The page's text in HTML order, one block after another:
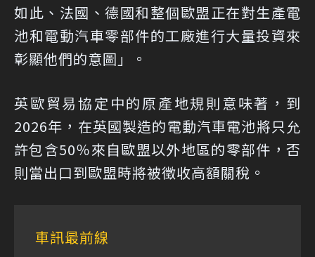
如此、法國、德國和整個歐盟正在對生產電
池和電動汽車零部件的工廠進行大量投資來
彰顯他們的意圖」。
英歐貿易協定中的原產地規則意味著，到
2026年，在英國製造的電動汽車電池將只允
許包含50％來自歐盟以外地區的零部件，否
則當出口到歐盟時將被徵收高額關稅。
車訊最前線